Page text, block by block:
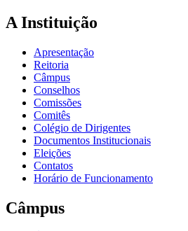
A Instituição
Apresentação
Reitoria
Câmpus
Conselhos
Comissões
Comitês
Colégio de Dirigentes
Documentos Institucionais
Eleições
Contatos
Horário de Funcionamento
Câmpus